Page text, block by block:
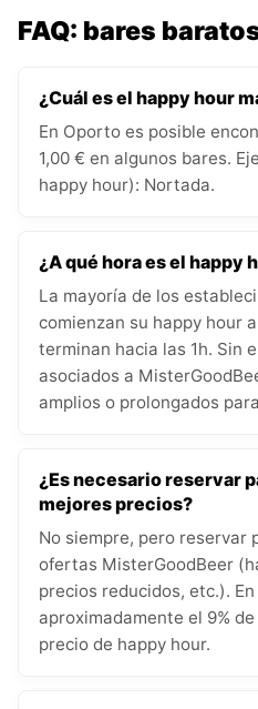
FAQ: bares
¿Cuál es el happy hour
En Oporto es posible
1,00 € en algunos bares.
happy hour): Nortada.
¿A qué hora es el happy
La mayoría de los
comienzan su happy hour
terminan hacia las 1h. Sin
asociados a
amplios o prolongados
¿Es necesario reservar
mejores precios?
No siempre, pero reservar
ofertas MisterGoodBeer
precios reducidos, etc.).
aproximadamente el 9%
precio de happy hour.